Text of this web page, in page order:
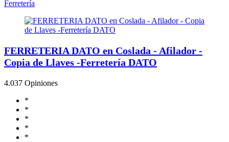
Ferretería
FERRETERIA DATO en Coslada - Afilador -
Copia de Llaves -Ferretería DATO
4.037 Opiniones
*
*
*
*
*